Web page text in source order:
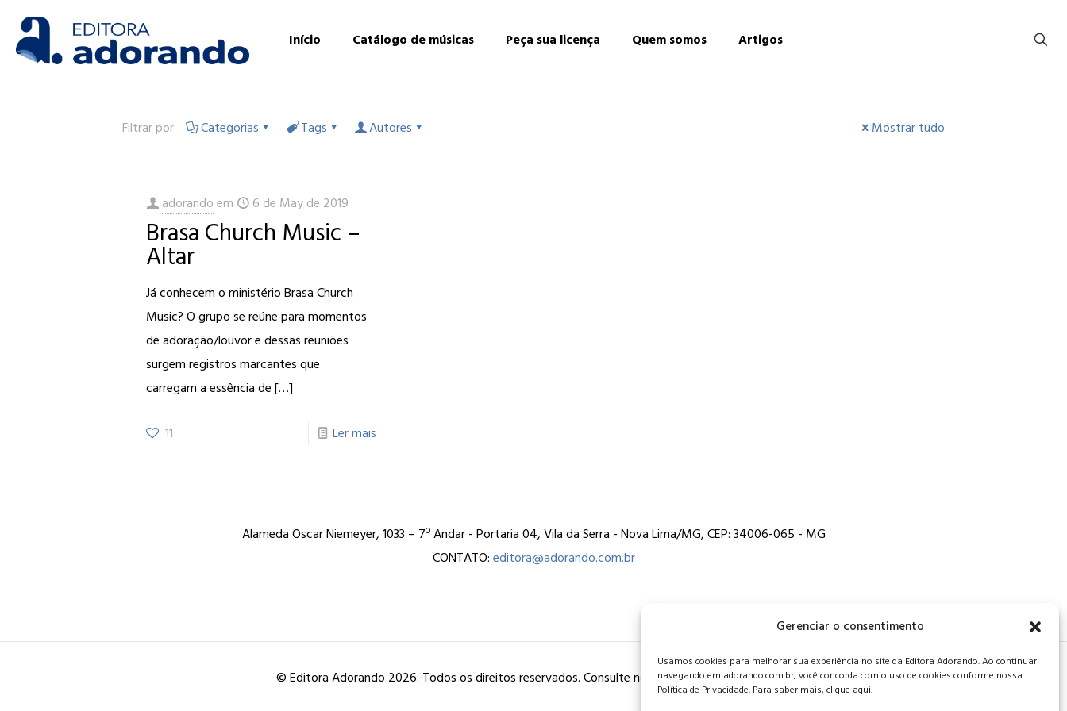
Gerenciar o consentimento
Usamos cookies para melhorar sua experiência no site da Editora Adorando. Ao continuar
navegando em adorando.com.br, você concorda com o uso de cookies conforme nossa
Política de Privacidade. Para saber mais, clique aqui.
Início Catálogo de músicas Peça sua licença Quem somos Artigos
Filtrar por Categorias Tags Autores Mostrar tudo
adorando em 6 de May de 2019
Brasa Church Music –
Altar
Já conhecem o ministério Brasa Church
Music? O grupo se reúne para momentos
de adoração/louvor e dessas reuniões
surgem registros marcantes que
carregam a essência de[…]
11 Ler mais
Alameda Oscar Niemeyer, 1033 – 7º Andar - Portaria 04, Vila da Serra - Nova Lima/MG, CEP: 34006-065 - MG
CONTATO:editora@adorando.com.br
© Editora Adorando 2026. Todos os direitos reservados. Consulte nossapolítica de privacidade.